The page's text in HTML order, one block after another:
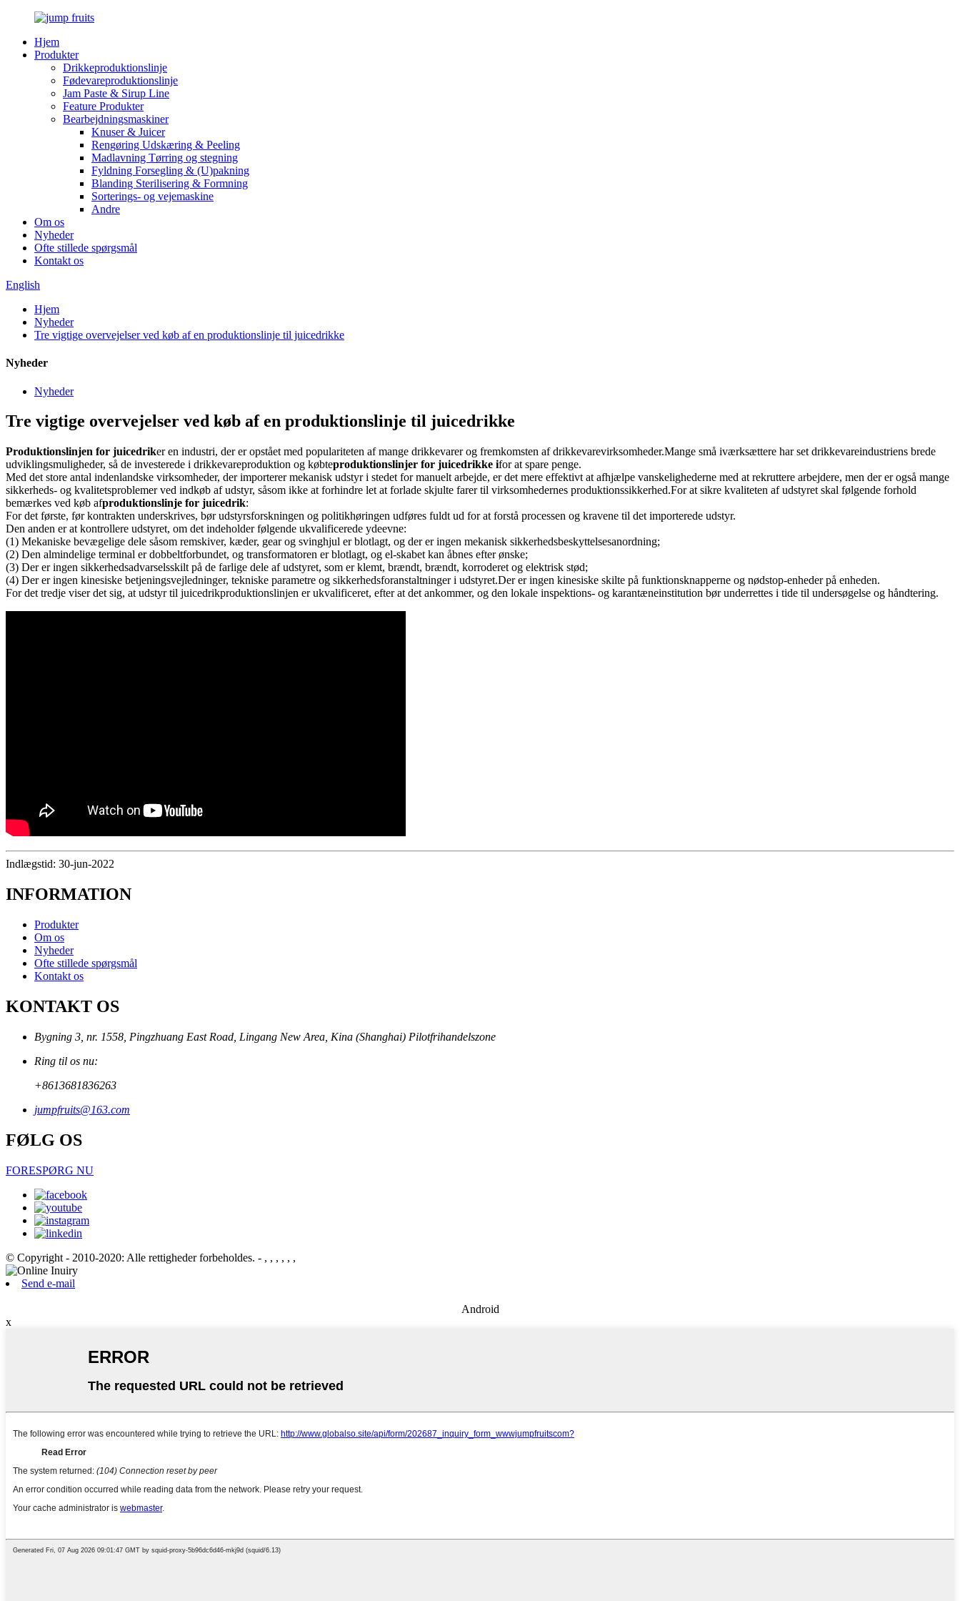
Hjem
Produkter
Drikkeproduktionslinje
Fødevareproduktionslinje
Jam Paste & Sirup Line
Feature Produkter
Bearbejdningsmaskiner
Knuser & Juicer
Rengøring Udskæring & Peeling
Madlavning Tørring og stegning
Fyldning Forsegling & (U)pakning
Blanding Sterilisering & Formning
Sorterings- og vejemaskine
Andre
Om os
Nyheder
Ofte stillede spørgsmål
Kontakt os
English
Hjem
Nyheder
Tre vigtige overvejelser ved køb af en produktionslinje til juicedrikke
Nyheder
Nyheder
Tre vigtige overvejelser ved køb af en produktionslinje til juicedrikke
Produktionslinjen for juicedriker en industri, der er opstået med populariteten af ​​mange drikkevarer og fremkomsten af ​​drikkevarevirksomheder.Mange små iværksættere har set drikkevareindustriens brede
udviklingsmuligheder, så de investerede i drikkevareproduktion og købteproduktionslinjer for juicedrikke ifor at spare penge.
Med det store antal indenlandske virksomheder, der importerer mekanisk udstyr i stedet for manuelt arbejde, er det mere effektivt at afhjælpe vanskelighederne med at rekruttere arbejdere, men der er også mange
sikkerheds- og kvalitetsproblemer ved indkøb af udstyr, såsom ikke at forhindre let at forlade skjulte farer til virksomhedernes produktionssikkerhed.For at sikre kvaliteten af ​​udstyret skal følgende forhold
bemærkes ved køb afproduktionslinje for juicedrik:
For det første, før kontrakten underskrives, bør udstyrsforskningen og politikhøringen udføres fuldt ud for at forstå processen og kravene til det importerede udstyr.
Den anden er at kontrollere udstyret, om det indeholder følgende ukvalificerede ydeevne:
(1) Mekaniske bevægelige dele såsom remskiver, kæder, gear og svinghjul er blotlagt, og der er ingen mekanisk sikkerhedsbeskyttelsesanordning;
(2) Den almindelige terminal er dobbeltforbundet, og transformatoren er blotlagt, og el-skabet kan åbnes efter ønske;
(3) Der er ingen sikkerhedsadvarselsskilt på de farlige dele af udstyret, som er klemt, brændt, brændt, korroderet og elektrisk stød;
(4) Der er ingen kinesiske betjeningsvejledninger, tekniske parametre og sikkerhedsforanstaltninger i udstyret.Der er ingen kinesiske skilte på funktionsknapperne og nødstop-enheder på enheden.
For det tredje viser det sig, at udstyr til juicedrikproduktionslinjen er ukvalificeret, efter at det ankommer, og den lokale inspektions- og karantæneinstitution bør underrettes i tide til undersøgelse og håndtering.
Indlægstid: 30-jun-2022
INFORMATION
Produkter
Om os
Nyheder
Ofte stillede spørgsmål
Kontakt os
KONTAKT OS
Bygning 3, nr. 1558, Pingzhuang East Road, Lingang New Area, Kina (Shanghai) Pilotfrihandelszone
Ring til os nu:
+8613681836263
jumpfruits@163.com
FØLG OS
FORESPØRG NU
© Copyright - 2010-2020: Alle rettigheder forbeholdes. - , , , , , ,
Send e-mail
Android
x